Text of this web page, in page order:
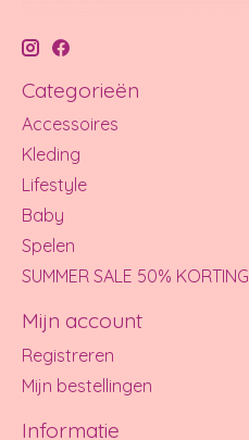
Categorieën
Accessoires
Kleding
Lifestyle
Baby
Spelen
SUMMER SALE 50% KORTING
Mijn account
Registreren
Mijn bestellingen
Informatie